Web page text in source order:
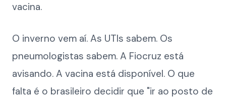
vacina.
O inverno vem aí. As UTIs sabem. Os
pneumologistas sabem. A Fiocruz está
avisando. A vacina está disponível. O que
falta é o brasileiro decidir que "ir ao posto de